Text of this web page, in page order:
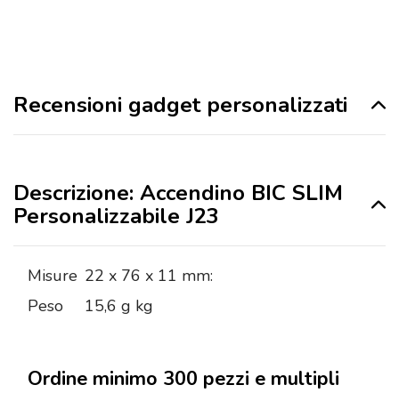
Recensioni gadget personalizzati
Descrizione: Accendino BIC SLIM
Personalizzabile J23
Misure 22 x 76 x 11 mm:
Peso
15,6 g kg
Ordine minimo 300 pezzi e multipli